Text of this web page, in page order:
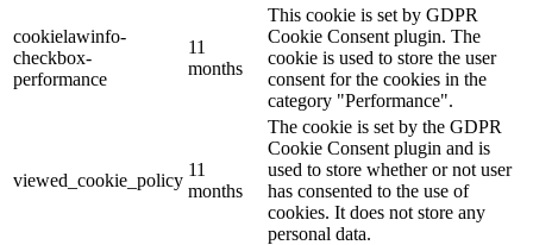
cookielawinfo-
checkbox-
performance
11
months
This cookie is set by GDPR
Cookie Consent plugin. The
cookie is used to store the user
consent for the cookies in the
category "Performance".
viewed_cookie_policy
11
months
The cookie is set by the GDPR
Cookie Consent plugin and is
used to store whether or not user
has consented to the use of
cookies. It does not store any
personal data.